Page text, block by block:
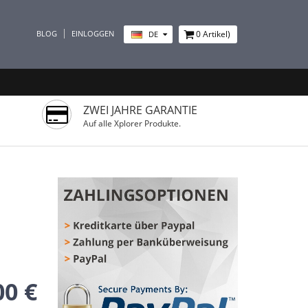
BLOG EINLOGGEN DE 0Artikel)
ZWEI JAHRE GARANTIE
Auf alle Xplorer Produkte.
€